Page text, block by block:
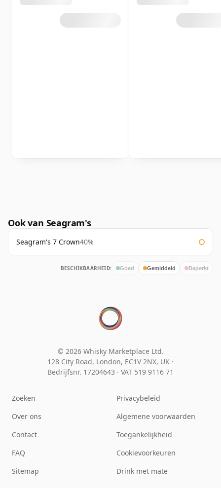
Ook van Seagram's
Seagram's 7 Crown40%
BESCHIKBAARHEID: Goed Gemiddeld Beperkt
© 2026 Whisky Marketplace Ltd.
128 City Road, London, EC1V 2NX, UK ·
Bedrijfsnr. 17204643 · VAT 519 9116 71
Zoeken
Over ons
Contact
FAQ
Sitemap
Privacybeleid
Algemene voorwaarden
Toegankelijkheid
Cookievoorkeuren
Drink met mate